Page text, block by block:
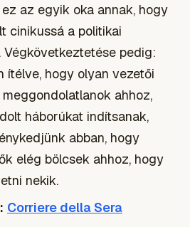
az egyik oka annak, hogy
cinikussá a politikai
Végkövetkeztetése pedig:
ítélve, hogy olyan vezetői
ahhoz,
háborúkat indítsanak,
abban, hogy
elég bölcsek ahhoz, hogy
nekik.
Corriere della Sera